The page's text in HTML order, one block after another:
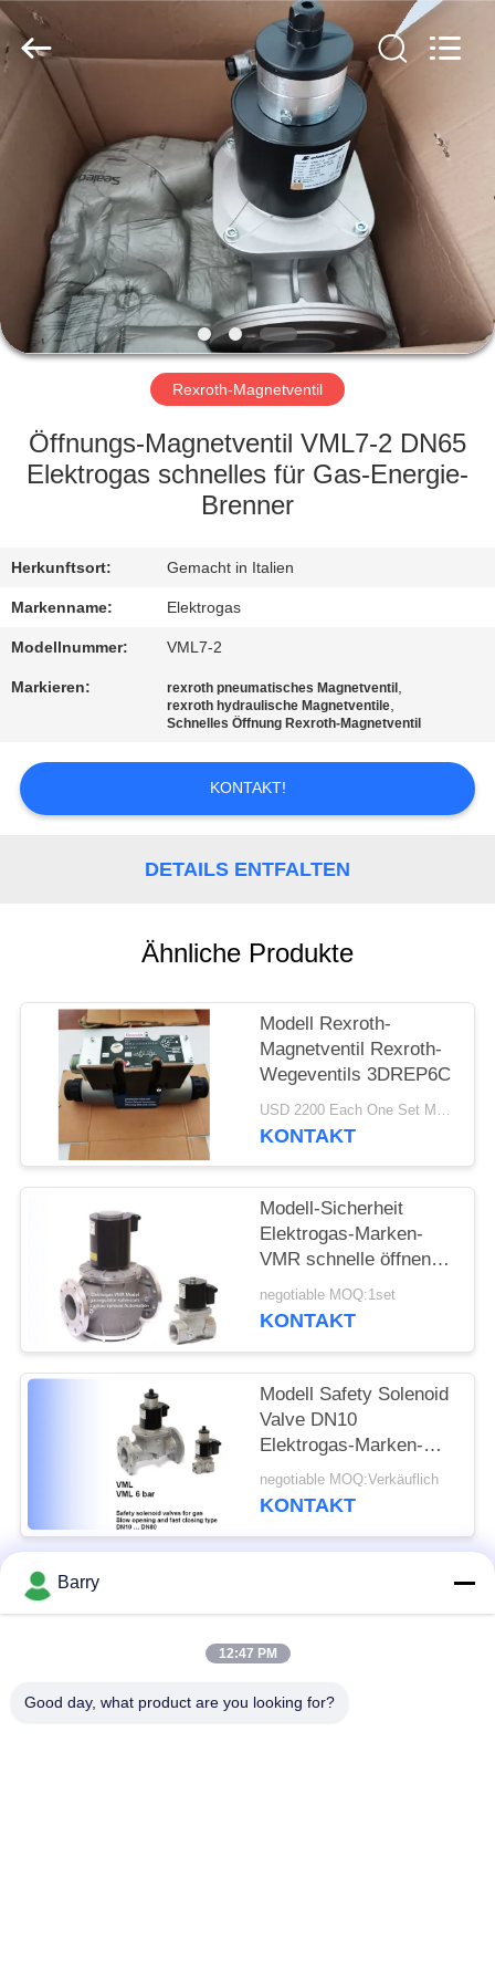
ZU
HAUSE
PRODUKTE
ÜBER
UNS
WERKSBESICHTIGUNG
QUALITÄTSKONTROLLE
MIT
UNS
NEUIGKEITEN
ANGEBOT
DATENSCHUTZERKLÄRUNG
Automation
Equipment
Co.,
Ltd..
All
Reserved.
Rexroth-Magnetventil
Öffnungs-Magnetventil VML7-2 DN65
Elektrogas schnelles für Gas-Energie-
Brenner
Herkunftsort: Gemacht in Italien
Markenname: Elektrogas
Modellnummer: VML7-2
Markieren: rexroth pneumatisches Magnetventil ,
rexroth hydraulische Magnetventile,
Schnelles Öffnung Rexroth-Magnetventil
KONTAKT!
DETAILS ENTFALTEN
Ähnliche Produkte
Modell Rexroth-
Magnetventil Rexroth-
Wegeventils 3DREP6C
USD 2200 Each One Set MOQ:2sets
KONTAKT
Modell-Sicherheit
Elektrogas-Marken-
VMR schnelle öffnende
Rexroth-Magnetventil-
einzelnes Stadiums-
negotiable MOQ:1set
KONTAKT
Modell Safety Solenoid
Valve DN10
Elektrogas-Marken-
VML zur Größe DN80
negotiable MOQ:Verkäuflich
KONTAKT
Beliebte Kategorien
Barry
12:47 PM
Good day, what product are you looking for?